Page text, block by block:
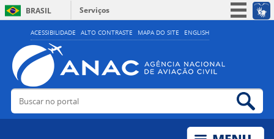
ACESSIBILIDADE ALTO CONTRASTE MAPA DO SITE ENGLISH
BRASIL
Serviços
Simplifique!
Acesso à informação
Legislação
Buscar no portal